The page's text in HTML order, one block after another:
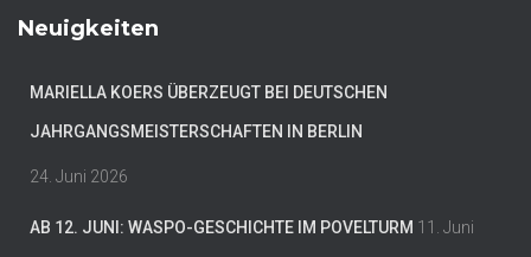
Neuigkeiten
MARIELLA KOERS ÜBERZEUGT BEI DEUTSCHEN
JAHRGANGSMEISTERSCHAFTEN IN BERLIN
24. Juni 2026
AB 12. JUNI: WASPO-GESCHICHTE IM POVELTURM 11. Juni